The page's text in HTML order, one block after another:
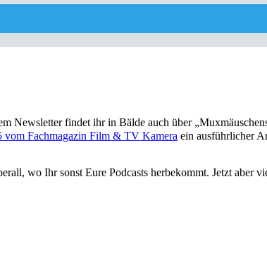
Newsletter findet ihr in Bälde auch über
vom Fachmagazin Film & TV Kamera ein ausführlicher
wo Ihr sonst Eure Podcasts herbekommt. Jetzt aber